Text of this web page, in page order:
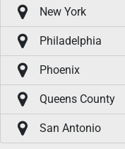
New York
Philadelphia
Phoenix
Queens County
San Antonio